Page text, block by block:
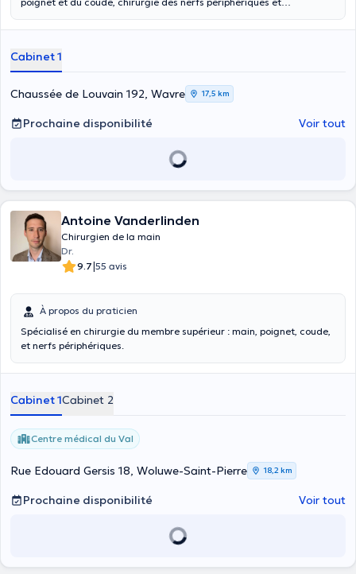
de Louvain 192, à Wavre, dans le Brabant Wallon. Les consultations
Cabinet 1
Chaussée de Louvain 192, Wavre 17,5 km
Prochaine disponibilité Voir tout
Antoine Vanderlinden
Chirurgien de la main
Dr.
9.7|55 avis
À propos du praticien
Spécialisé en chirurgie du membre supérieur : main, poignet, coude,
et nerfs périphériques.
Cabinet 1Cabinet 2
Centre médical du Val
Rue Edouard Gersis 18, Woluwe-Saint-Pierre 18,2 km
Prochaine disponibilité Voir tout